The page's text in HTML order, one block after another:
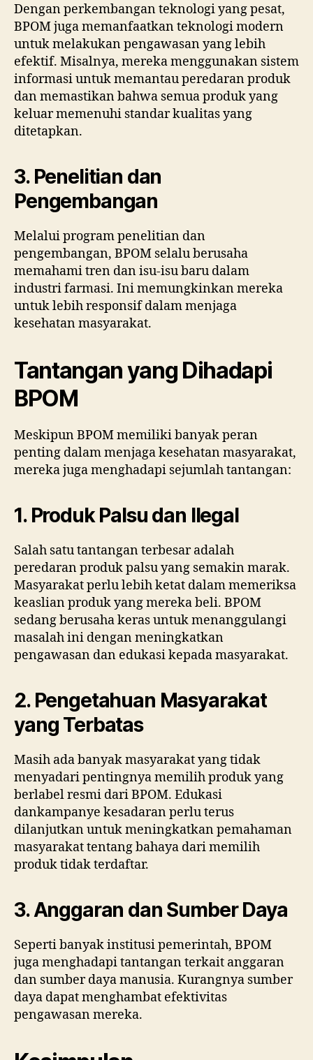
Dengan perkembangan teknologi yang pesat,
BPOM juga memanfaatkan teknologi modern
untuk melakukan pengawasan yang lebih
efektif. Misalnya, mereka menggunakan sistem
informasi untuk memantau peredaran produk
dan memastikan bahwa semua produk yang
keluar memenuhi standar kualitas yang
ditetapkan.
3. Penelitian dan
Pengembangan
Melalui program penelitian dan
pengembangan, BPOM selalu berusaha
memahami tren dan isu-isu baru dalam
industri farmasi. Ini memungkinkan mereka
untuk lebih responsif dalam menjaga
kesehatan masyarakat.
Tantangan yang Dihadapi
BPOM
Meskipun BPOM memiliki banyak peran
penting dalam menjaga kesehatan masyarakat,
mereka juga menghadapi sejumlah tantangan:
1. Produk Palsu dan Ilegal
Salah satu tantangan terbesar adalah
peredaran produk palsu yang semakin marak.
Masyarakat perlu lebih ketat dalam memeriksa
keaslian produk yang mereka beli. BPOM
sedang berusaha keras untuk menanggulangi
masalah ini dengan meningkatkan
pengawasan dan edukasi kepada masyarakat.
2. Pengetahuan Masyarakat
yang Terbatas
Masih ada banyak masyarakat yang tidak
menyadari pentingnya memilih produk yang
berlabel resmi dari BPOM. Edukasi
dankampanye kesadaran perlu terus
dilanjutkan untuk meningkatkan pemahaman
masyarakat tentang bahaya dari memilih
produk tidak terdaftar.
3. Anggaran dan Sumber Daya
Seperti banyak institusi pemerintah, BPOM
juga menghadapi tantangan terkait anggaran
dan sumber daya manusia. Kurangnya sumber
daya dapat menghambat efektivitas
pengawasan mereka.